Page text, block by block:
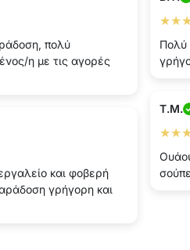
πολύ
η με τις αγορές
Πολύ
T.M.
και φοβερή
γρήγορη και